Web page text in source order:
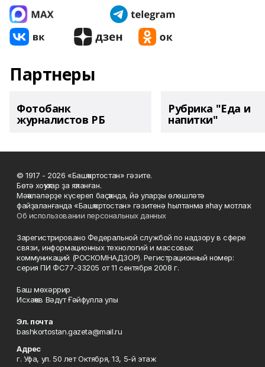
Партнеры
Фотобанк
журналистов РБ
Рубрика "Еда и
напитки"
© 1917 - 2026 «Башҡортостан» гәзите.
Бөтә хоҡуҡтар ҙа яҡланған.
Мәҡәләләрҙе күсереп баҫҡанда, йә уларҙы өлөшләтә
файҙаланғанда «Башҡортостан» гәзитенә һылтанма яһау мотлаҡ.
Об использовании персональных данных
Зарегистрировано Федеральной службой по надзору в сфере
связи, информационных технологий и массовых
коммуникаций (РОСКОМНАДЗОР). Регистрационный номер:
серия ПИ ФС77-33205 от 11 сентября 2008 г.
Баш мөхәррир
Исхаҡов Вәдүт Ғәйфулла улы
Эл. почта
bashkortostan.gazeta@mail.ru
Адрес
г. Уфа, ул. 50 лет Октября, 13, 5-й этаж